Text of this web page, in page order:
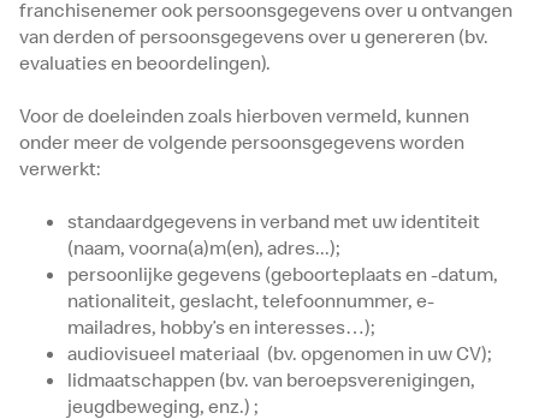
franchisenemer ook persoonsgegevens over u ontvangen
van derden of persoonsgegevens over u genereren (bv.
evaluaties en beoordelingen).
Voor de doeleinden zoals hierboven vermeld, kunnen
onder meer de volgende persoonsgegevens worden
verwerkt:
standaardgegevens in verband met uw identiteit
(naam, voorna(a)m(en), adres...);
persoonlijke gegevens (geboorteplaats en -datum,
nationaliteit, geslacht, telefoonnummer, e-
mailadres, hobby’s en interesses…);
audiovisueel materiaal (bv. opgenomen in uw CV);
lidmaatschappen (bv. van beroepsverenigingen,
jeugdbeweging, enz.) ;